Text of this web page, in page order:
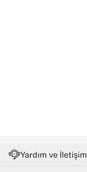
Yardım ve İletişim